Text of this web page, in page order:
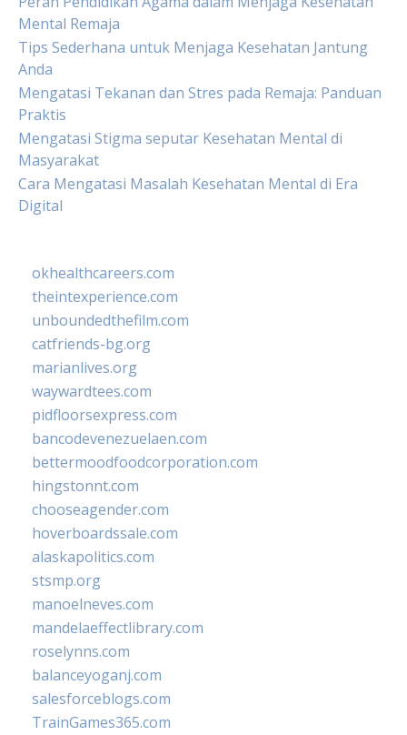
Mental Remaja
Tips Sederhana untuk Menjaga Kesehatan Jantung
Anda
Mengatasi Tekanan dan Stres pada Remaja: Panduan
Praktis
Mengatasi Stigma seputar Kesehatan Mental di
Masyarakat
Cara Mengatasi Masalah Kesehatan Mental di Era
Digital
okhealthcareers.com
theintexperience.com
unboundedthefilm.com
catfriends-bg.org
marianlives.org
waywardtees.com
pidfloorsexpress.com
bancodevenezuelaen.com
bettermoodfoodcorporation.com
hingstonnt.com
chooseagender.com
hoverboardssale.com
alaskapolitics.com
stsmp.org
manoelneves.com
mandelaeffectlibrary.com
roselynns.com
balanceyoganj.com
salesforceblogs.com
TrainGames365.com